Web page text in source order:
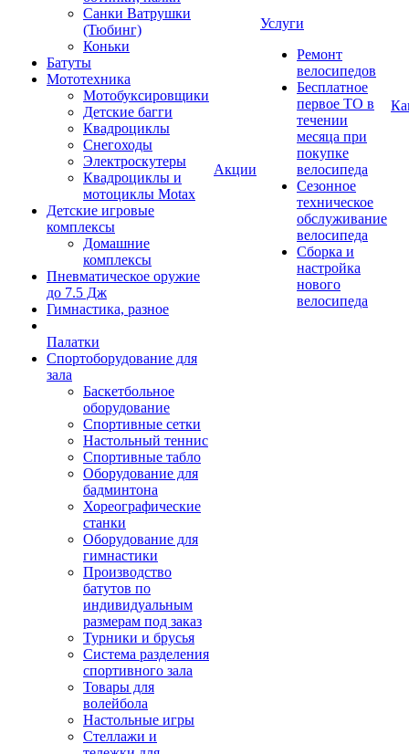
Санки Ватрушки
(Тюбинг)
Коньки
Батуты
Мототехника
Мотобуксировщики
Детские багги
Квадроциклы
Снегоходы
Электроскутеры
Квадроциклы и
мотоциклы Motax
Детские игровые
комплексы
Домашние
комплексы
Пневматическое оружие
до 7.5 Дж
Гимнастика, разное
Палатки
Спортоборудование для
зала
Баскетбольное
оборудование
Спортивные сетки
Настольный теннис
Спортивные табло
Оборудование для
бадминтона
Хореографические
станки
Оборудование для
гимнастики
Производство
батутов по
индивидуальным
размерам под заказ
Турники и брусья
Система разделения
спортивного зала
Товары для
волейбола
Настольные игры
Стеллажи и
Акции
Услуги
Ремонт
велосипедов
Бесплатное
первое ТО в
течении
месяца при
покупке
велосипеда
Сезонное
техническое
обслуживание
велосипеда
Сборка и
настройка
нового
велосипеда